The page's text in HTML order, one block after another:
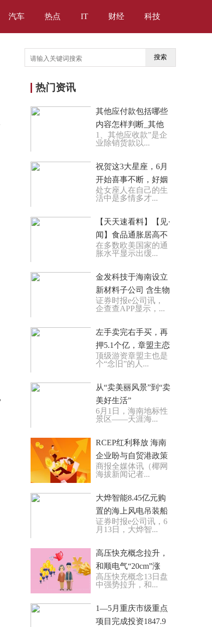
汽车 热点 IT 财经 科技
搜索
热门资讯
其他应付款包括哪些
内容怎样判断_其他
应付款包括哪些内容
1、其他应收款”是企
业除销货款以...
祝贺这3大星座，6月
开始喜事不断，好姻
缘将至，易美梦成
处女座人在自己的生
活中是多情多才...
【天天速看料】【见·
闻】食品通胀居高不
下 英国政府和超市打
在多数欧美国家的通
胀水平显示出缓...
金发科技于海南设立
新材料子公司 含生物
基材料销售业务
证券时报e公司讯，
企查查APP显示，...
左手卖完右手买，再
押5.1个亿，章盟主恋
恋不舍的三花智控成
顶级游资章盟主也是
个“念旧”的人...
从“卖美丽风景”到“卖
美好生活”
6月1日，海南地标性
景区——天涯海...
RCEP红利释放 海南
企业盼与自贸港政策
叠加更多利好-焦点资
商报全媒体讯（椰网
海拔新闻记者...
大烨智能8.45亿元购
置的海上风电吊装船
投入运营 世界今亮点
证券时报e公司讯，6
月13日，大烨智...
高压快充概念拉升，
和顺电气“20cm”涨
停，迦南智能等大涨
高压快充概念13日盘
中强势拉升，和...
1—5月重庆市级重点
项目完成投资1847.9